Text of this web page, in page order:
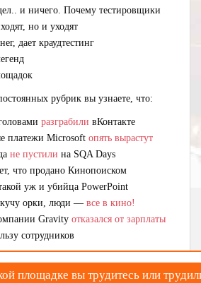
и ничего. Почему тестировщики
но и уходят
дает краудтестинг
рубрик вы узнаете, что:
разграбили вКонтакте
платежи Microsoft опять вырастут
не пустили на SQA Days
что продано Кинопоиском
уж и убийца PowerPoint
орки, люди — все в кино!
Gravity отказался от зарплаты
сотрудников
площадке вы трудитесь или